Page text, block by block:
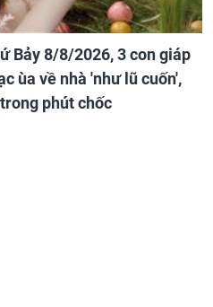
Bảy 8/8/2026, 3 con giáp
ùa về nhà 'như lũ cuốn',
phút chốc